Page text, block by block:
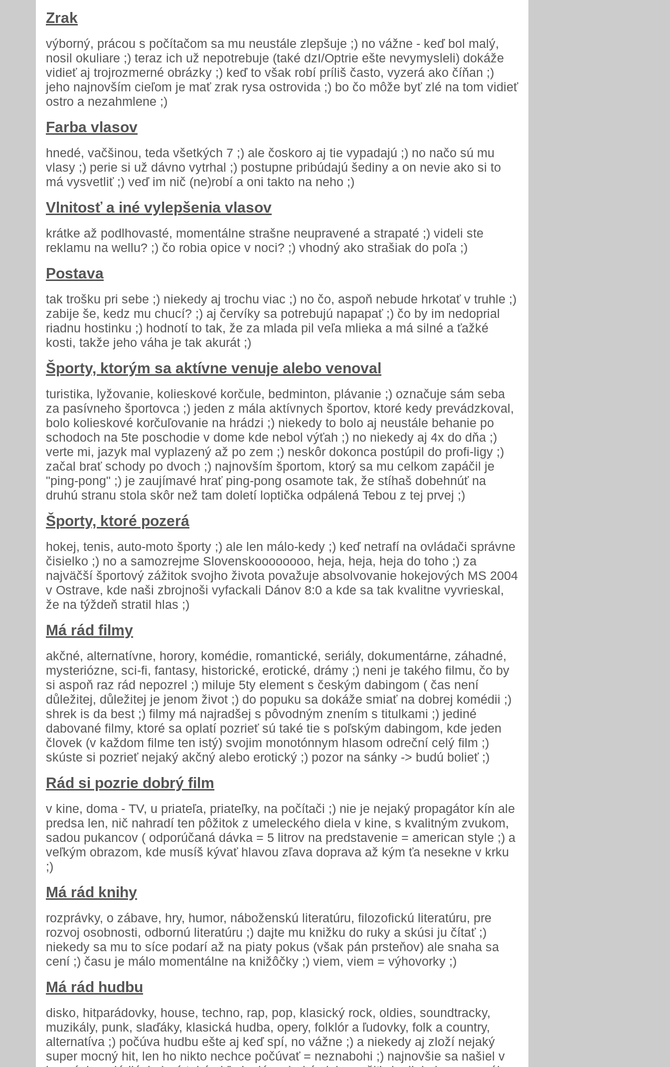
Zrak
výborný, prácou s počítačom sa mu neustále zlepšuje ;) no vážne - keď bol malý,
nosil okuliare ;) teraz ich už nepotrebuje (také dzI/Optrie ešte nevymysleli) dokáže
vidieť aj trojrozmerné obrázky ;) keď to však robí príliš často, vyzerá ako číňan ;)
jeho najnovším cieľom je mať zrak rysa ostrovida ;) bo čo môže byť zlé na tom vidieť
ostro a nezahmlene ;)
Farba vlasov
hnedé, vačšinou, teda všetkých 7 ;) ale čoskoro aj tie vypadajú ;) no načo sú mu
vlasy ;) perie si už dávno vytrhal ;) postupne pribúdajú šediny a on nevie ako si to
má vysvetliť ;) veď im nič (ne)robí a oni takto na neho ;)
Vlnitosť a iné vylepšenia vlasov
krátke až podlhovasté, momentálne strašne neupravené a strapaté ;) videli ste
reklamu na wellu? ;) čo robia opice v noci? ;) vhodný ako strašiak do poľa ;)
Postava
tak trošku pri sebe ;) niekedy aj trochu viac ;) no čo, aspoň nebude hrkotať v truhle ;)
zabije še, kedz mu chucí? ;) aj červíky sa potrebujú napapať ;) čo by im nedoprial
riadnu hostinku ;) hodnotí to tak, že za mlada pil veľa mlieka a má silné a ťažké
kosti, takže jeho váha je tak akurát ;)
Športy, ktorým sa aktívne venuje alebo venoval
turistika, lyžovanie, kolieskové korčule, bedminton, plávanie ;) označuje sám seba
za pasívneho športovca ;) jeden z mála aktívnych športov, ktoré kedy prevádzkoval,
bolo kolieskové korčuľovanie na hrádzi ;) niekedy to bolo aj neustále behanie po
schodoch na 5te poschodie v dome kde nebol výťah ;) no niekedy aj 4x do dňa ;)
verte mi, jazyk mal vyplazený až po zem ;) neskôr dokonca postúpil do profi-ligy ;)
začal brať schody po dvoch ;) najnovším športom, ktorý sa mu celkom zapáčil je
"ping-pong" ;) je zaujímavé hrať ping-pong osamote tak, že stíhaš dobehnúť na
druhú stranu stola skôr než tam doletí loptička odpálená Tebou z tej prvej ;)
Športy, ktoré pozerá
hokej, tenis, auto-moto športy ;) ale len málo-kedy ;) keď netrafí na ovládači správne
čisielko ;) no a samozrejme Slovenskoooooooo, heja, heja, heja do toho ;) za
najväčší športový zážitok svojho života považuje absolvovanie hokejových MS 2004
v Ostrave, kde naši zbrojnoši vyfackali Dánov 8:0 a kde sa tak kvalitne vyvrieskal,
že na týždeň stratil hlas ;)
Má rád filmy
akčné, alternatívne, horory, komédie, romantické, seriály, dokumentárne, záhadné,
mysteriózne, sci-fi, fantasy, historické, erotické, drámy ;) neni je takého filmu, čo by
si aspoň raz rád nepozrel ;) miluje 5ty element s českým dabingom ( čas není
důležitej, důležitej je jenom život ;) do popuku sa dokáže smiať na dobrej komédii ;)
shrek is da best ;) filmy má najradšej s pôvodným znením s titulkami ;) jediné
dabované filmy, ktoré sa oplatí pozrieť sú také tie s poľským dabingom, kde jeden
človek (v každom filme ten istý) svojim monotónnym hlasom odreční celý film ;)
skúste si pozrieť nejaký akčný alebo erotický ;) pozor na sánky -> budú bolieť ;)
Rád si pozrie dobrý film
v kine, doma - TV, u priateľa, priateľky, na počítači ;) nie je nejaký propagátor kín ale
predsa len, nič nahradí ten pôžitok z umeleckého diela v kine, s kvalitným zvukom,
sadou pukancov ( odporúčaná dávka = 5 litrov na predstavenie = american style ;) a
veľkým obrazom, kde musíš kývať hlavou zľava doprava až kým ťa nesekne v krku
;)
Má rád knihy
rozprávky, o zábave, hry, humor, náboženskú literatúru, filozofickú literatúru, pre
rozvoj osobnosti, odbornú literatúru ;) dajte mu knižku do ruky a skúsi ju čítať ;)
niekedy sa mu to síce podarí až na piaty pokus (však pán prsteňov) ale snaha sa
cení ;) času je málo momentálne na knižôčky ;) viem, viem = výhovorky ;)
Má rád hudbu
disko, hitparádovky, house, techno, rap, pop, klasický rock, oldies, soundtracky,
muzikály, punk, slaďáky, klasická hudba, opery, folklór a ľudovky, folk a country,
alternatíva ;) počúva hudbu ešte aj keď spí, no vážne ;) a niekedy aj zloží nejaký
super mocný hit, len ho nikto nechce počúvať = neznabohi ;) najnovšie sa našiel v